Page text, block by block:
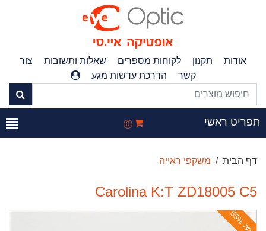
אודות תקנון לקוחות מספרים שאלות ותשובות
צור
קשר
הדרכת עדשות מגע
ראשי 0
דף הבית משקפי ראייה
Carolina K:T ZD18005 C5
ה
נ
ח
ה
5
5